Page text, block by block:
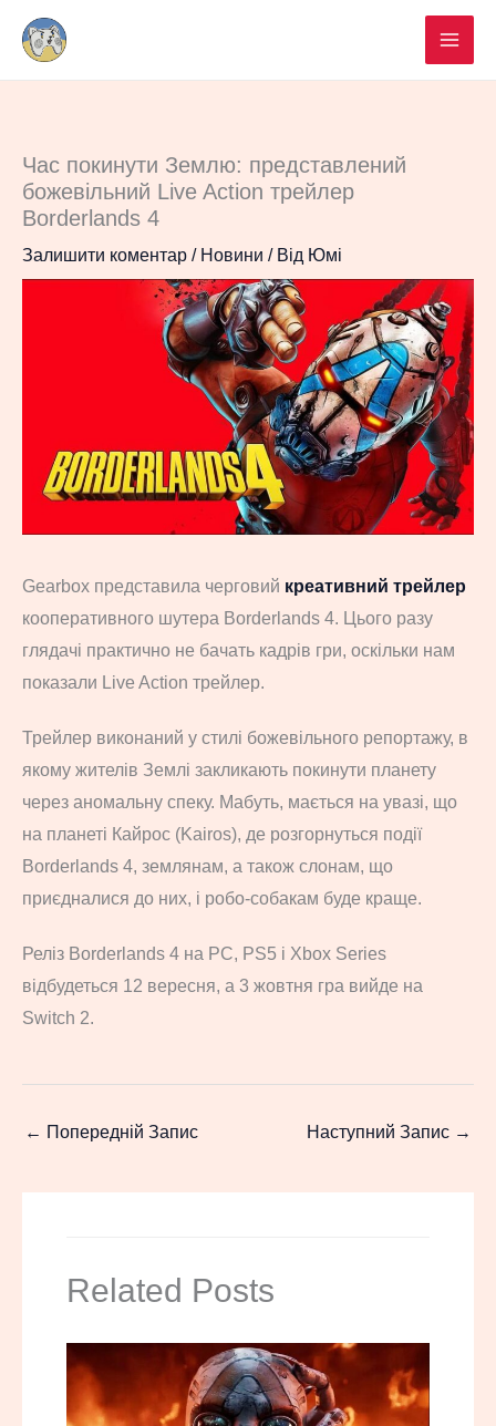
Перейти
вмісту
Час покинути Землю: представлений
божевільний Live Action трейлер
Borderlands 4
Залишити коментар / Новини / Від Юмі
Gearbox представила черговий креативний трейлер
кооперативного шутера Borderlands 4. Цього разу
глядачі практично не бачать кадрів гри, оскільки нам
показали Live Action трейлер.
Трейлер виконаний у стилі божевільного репортажу, в
якому жителів Землі закликають покинути планету
через аномальну спеку. Мабуть, мається на увазі, що
на планеті Кайрос (Kairos), де розгорнуться події
Borderlands 4, землянам, а також слонам, що
приєдналися до них, і робо-собакам буде краще.
Реліз Borderlands 4 на PC, PS5 і Xbox Series
відбудеться 12 вересня, а 3 жовтня гра вийде на
Switch 2.
← Попередній Запис Наступний Запис →
Related Posts